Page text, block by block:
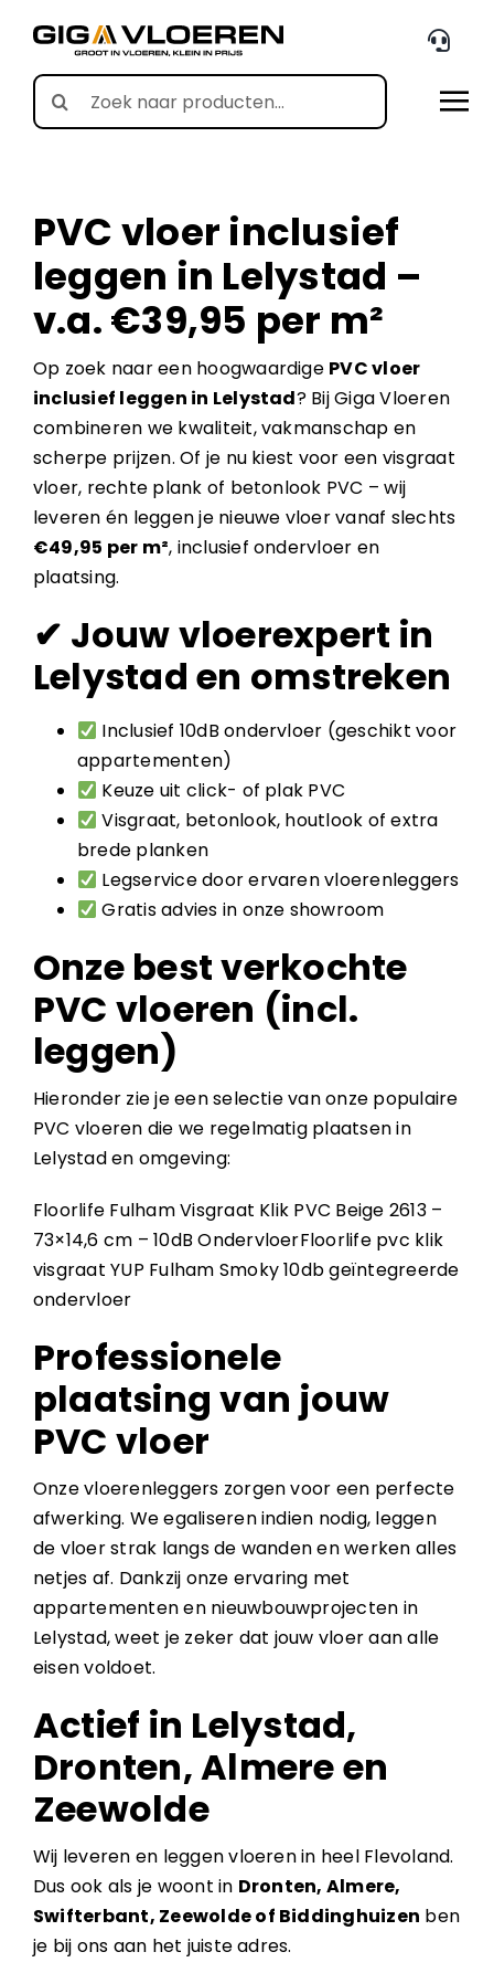
content
Search
for:
PVC vloer inclusief
leggen in Lelystad –
v.a. €39,95 per m²
Op zoek naar een hoogwaardige PVC vloer
inclusief leggen in Lelystad? Bij Giga Vloeren
combineren we kwaliteit, vakmanschap en
scherpe prijzen. Of je nu kiest voor een visgraat
vloer, rechte plank of betonlook PVC – wij
leveren én leggen je nieuwe vloer vanaf slechts
€49,95 per m², inclusief ondervloer en
plaatsing.
✔ Jouw vloerexpert in
Lelystad en omstreken
Inclusief 10dB ondervloer (geschikt voor
appartementen)
Keuze uit click- of plak PVC
Visgraat, betonlook, houtlook of extra
brede planken
Legservice door ervaren vloerenleggers
Gratis advies in onze showroom
Onze best verkochte
PVC vloeren (incl.
leggen)
Hieronder zie je een selectie van onze populaire
PVC vloeren die we regelmatig plaatsen in
Lelystad en omgeving:
Floorlife Fulham Visgraat Klik PVC Beige 2613 –
73×14,6 cm – 10dB OndervloerFloorlife pvc klik
visgraat YUP Fulham Smoky 10db geïntegreerde
ondervloer
Professionele
plaatsing van jouw
PVC vloer
Onze vloerenleggers zorgen voor een perfecte
afwerking. We egaliseren indien nodig, leggen
de vloer strak langs de wanden en werken alles
netjes af. Dankzij onze ervaring met
appartementen en nieuwbouwprojecten in
Lelystad, weet je zeker dat jouw vloer aan alle
eisen voldoet.
Actief in Lelystad,
Dronten, Almere en
Zeewolde
Wij leveren en leggen vloeren in heel Flevoland.
Dus ook als je woont in Dronten, Almere,
Swifterbant, Zeewolde of Biddinghuizen ben
je bij ons aan het juiste adres.